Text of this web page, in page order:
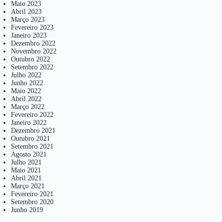
Maio 2023
Abril 2023
Março 2023
Fevereiro 2023
Janeiro 2023
Dezembro 2022
Novembro 2022
Outubro 2022
Setembro 2022
Julho 2022
Junho 2022
Maio 2022
Abril 2022
Março 2022
Fevereiro 2022
Janeiro 2022
Dezembro 2021
Outubro 2021
Setembro 2021
Agosto 2021
Julho 2021
Maio 2021
Abril 2021
Março 2021
Fevereiro 2021
Setembro 2020
Junho 2019